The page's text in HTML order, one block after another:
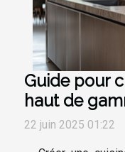
Guide pour
haut de
22 juin 2025 01:22